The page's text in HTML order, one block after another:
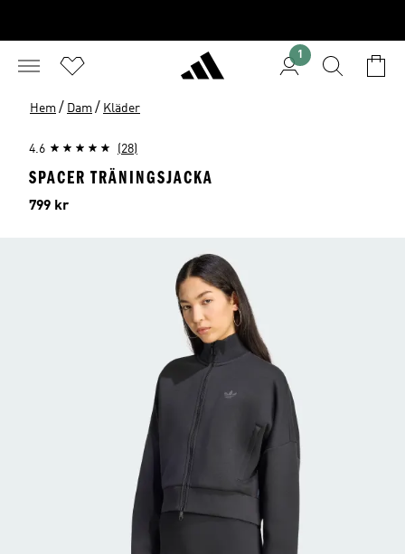
1
Hem / Dam / Kläder
4.6 (28)
SPACER TRÄNINGSJACKA
Pris
799 kr